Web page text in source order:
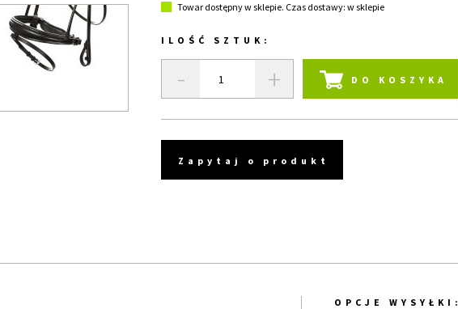
Towar dostępny w sklepie. Czas dostawy: w sklepie
ILOŚĆ SZTUK:
- + DO KOSZYKA
Zapytaj o produkt
OPCJE WYSYŁKI: